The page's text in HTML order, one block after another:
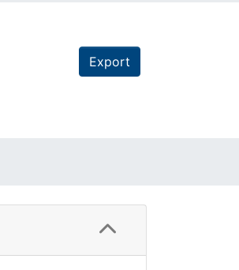
Export